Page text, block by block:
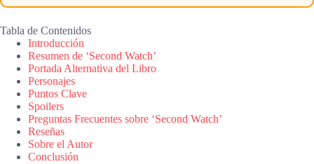
Tabla de Contenidos
Introducción
Resumen de ‘Second Watch’
Portada Alternativa del Libro
Personajes
Puntos Clave
Spoilers
Preguntas Frecuentes sobre ‘Second Watch’
Reseñas
Sobre el Autor
Conclusión